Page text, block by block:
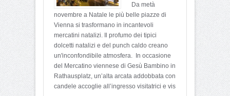
Da metà
novembre a Natale le più belle piazze di
Vienna si trasformano in incantevoli
mercatini natalizi. Il profumo dei tipici
dolcetti natalizi e del punch caldo creano
un'inconfondibile atmosfera. In occasione
del Mercatino viennese di Gesù Bambino in
Rathausplatz, un’alta arcata addobbata con
candele accoglie all’ingresso visitatrici e vis